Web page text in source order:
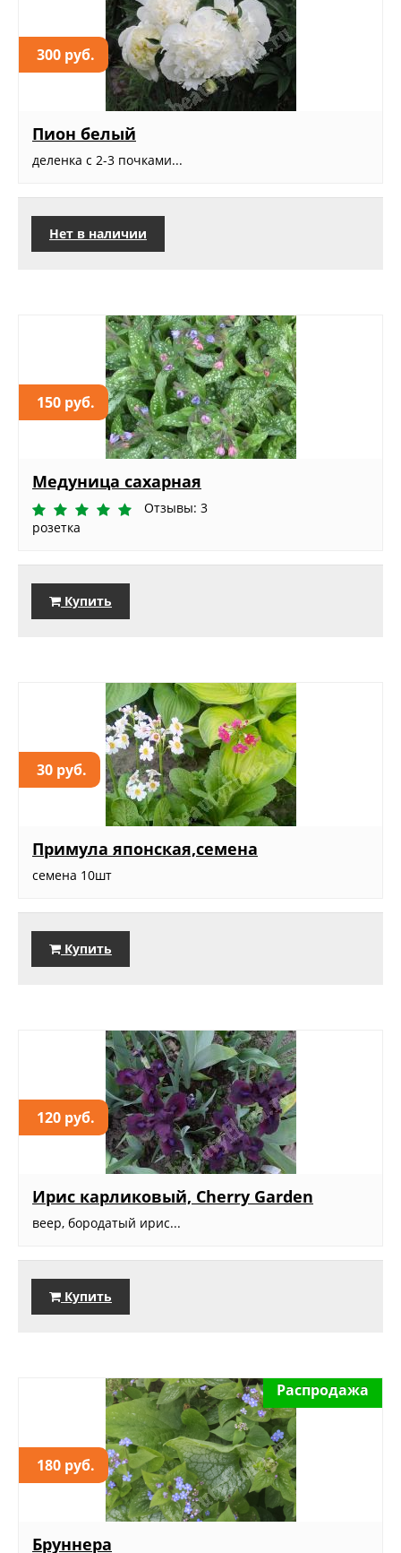
300 руб.
Пион белый
деленка с 2-3 почками...
Нет в наличии
150 руб.
Медуница сахарная
Отзывы: 3
розетка
Купить
30 руб.
Примула японская,семена
семена 10шт
Купить
120 руб.
Ирис карликовый, Cherry Garden
веер, бородатый ирис...
Купить
180 руб.
Распродажа
Бруннера